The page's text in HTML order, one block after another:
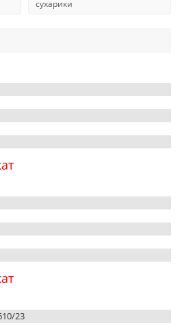
сухарики
23